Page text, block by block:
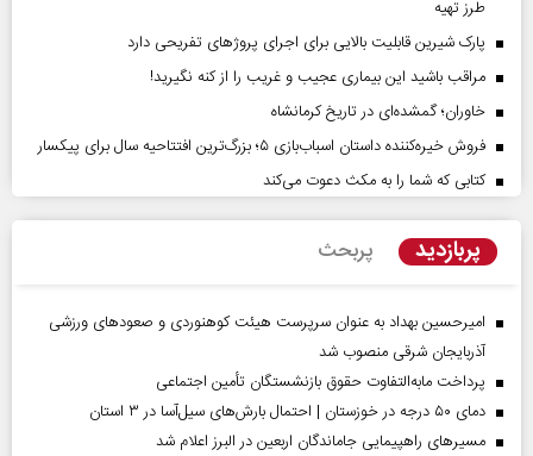
طرز تهیه
پارک شیرین قابلیت‌ بالایی برای اجرای پروژهای تفریحی دارد
مراقب باشید این بیماری عجیب و غریب را از کنه نگیرید!
خاوران؛ گمشده‌ای در تاریخ کرمانشاه
فروش خیره‌کننده داستان اسباب‌بازی ۵؛ بزرگ‌ترین افتتاحیه سال برای پیکسار
کتابی که شما را به مکث دعوت می‌کند
پربازدید پربحث
امیرحسین بهداد به عنوان سرپرست هیئت کوهنوردی و صعودهای ورزشی
آذربایجان شرقی منصوب شد
پرداخت مابه‌التفاوت حقوق بازنشستگان تأمین اجتماعی
دمای ۵۰ درجه در خوزستان | احتمال بارش‌های سیل‌آسا در ۳ استان
مسیر‌های راهپیمایی جاماندگان اربعین در البرز اعلام شد